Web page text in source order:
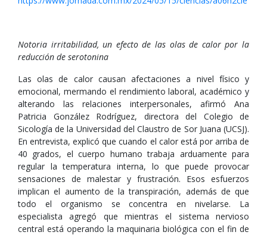
Notoria irritabilidad, un efecto de las olas de calor por la
reducción de serotonina
Las olas de calor causan afectaciones a nivel físico y
emocional, mermando el rendimiento laboral, académico y
alterando las relaciones interpersonales, afirmó Ana
Patricia González Rodríguez, directora del Colegio de
Sicología de la Universidad del Claustro de Sor Juana (UCSJ).
En entrevista, explicó que cuando el calor está por arriba de
40 grados, el cuerpo humano trabaja arduamente para
regular la temperatura interna, lo que puede provocar
sensaciones de malestar y frustración. Esos esfuerzos
implican el aumento de la transpiración, además de que
todo el organismo se concentra en nivelarse. La
especialista agregó que mientras el sistema nervioso
central está operando la maquinaria biológica con el fin de